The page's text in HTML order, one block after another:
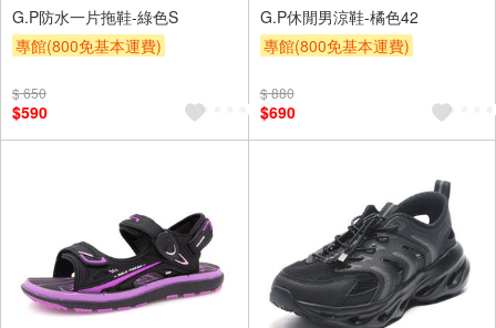
G.P防水一片拖鞋-綠色S
專館(800免基本運費)
$ 650
$590
G.P休閒男涼鞋-橘色42
專館(800免基本運費)
$ 880
$690